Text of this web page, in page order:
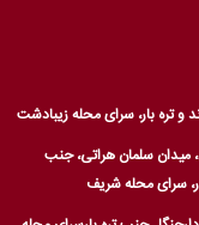
میدان سلمان هراتی، جنب
سرای محله شریف